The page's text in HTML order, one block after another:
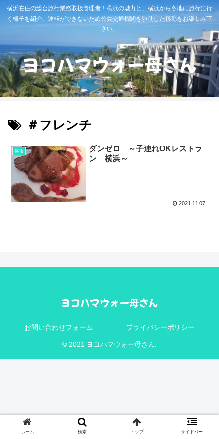
横浜在住の総合旅行業務取扱管理者！横浜の魅力と、横浜から各地に旅行に行
く様子を紹介。運転ができないため公共交通機関を駆使した移動をお楽しみ下
さい。
＃フレンチ
横浜
ダンゼロ ～子連れOKレストラ
ン 横浜～
2021.11.07
お問い合わせフォーム プライバシーポリシー
© 2021 ヨコハマウォー母さん.
ホーム 検索 トップ サイドバー